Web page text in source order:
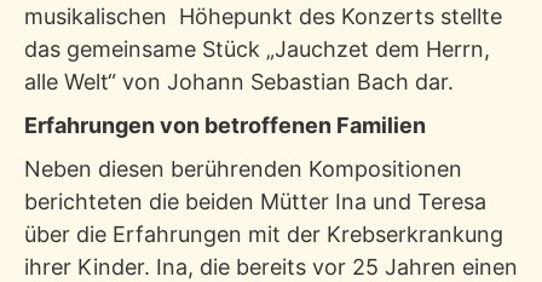
musikalischen Höhepunkt des Konzerts stellte
das gemeinsame Stück „Jauchzet dem Herrn,
alle Welt“ von Johann Sebastian Bach dar.
Erfahrungen von betroffenen Familien
Neben diesen berührenden Kompositionen
berichteten die beiden Mütter Ina und Teresa
über die Erfahrungen mit der Krebserkrankung
ihrer Kinder. Ina, die bereits vor 25 Jahren einen